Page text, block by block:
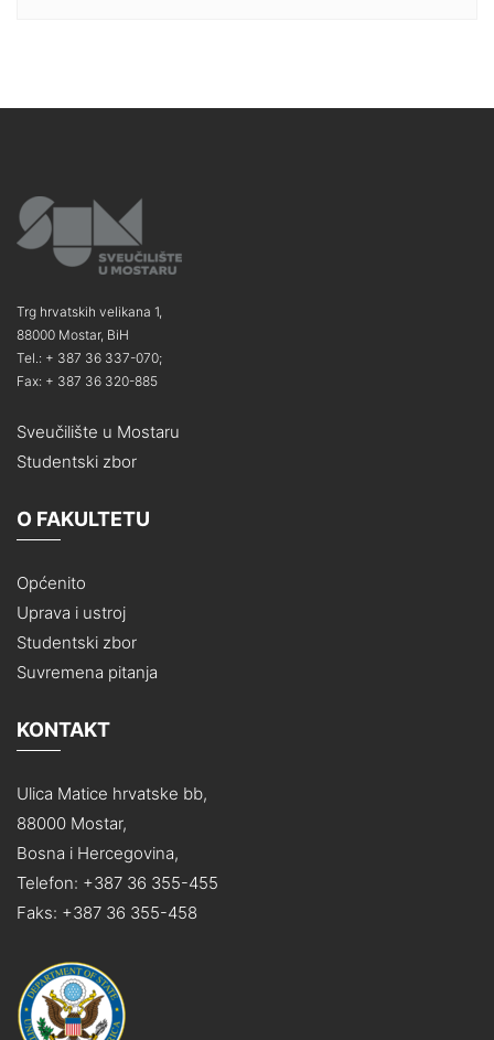
Trg hrvatskih velikana 1,
88000 Mostar, BiH
Tel.: + 387 36 337-070;
Fax: + 387 36 320-885
Sveučilište u Mostaru
Studentski zbor
O FAKULTETU
Općenito
Uprava i ustroj
Studentski zbor
Suvremena pitanja
KONTAKT
Ulica Matice hrvatske bb,
88000 Mostar,
Bosna i Hercegovina,
Telefon: +387 36 355-455
Faks: +387 36 355-458